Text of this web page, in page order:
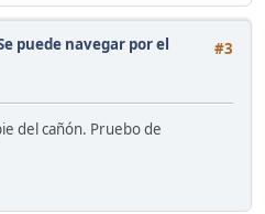
#3
puede navegar por el
del cañón. Pruebo de